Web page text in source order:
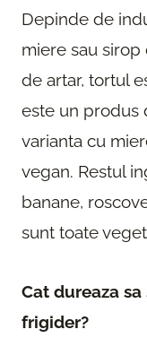
Depinde de
miere sau
de artar, tortul
este un produs
varianta cu
vegan. Restul
banane,
sunt toate
Cat dureaza
frigider?